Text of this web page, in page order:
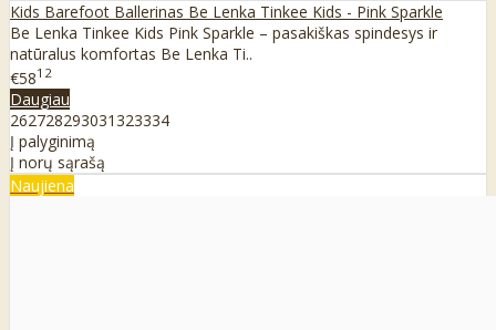
Kids Barefoot Ballerinas Be Lenka Tinkee Kids - Pink Sparkle
Be Lenka Tinkee Kids Pink Sparkle – pasakiškas spindesys ir
natūralus komfortas Be Lenka Ti..
€5812
Daugiau
262728293031323334
Į palyginimą
Į norų sąrašą
Naujiena